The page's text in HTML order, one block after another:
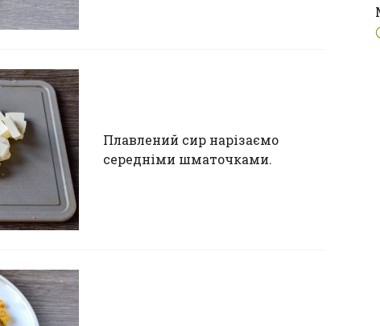
Плавлений сир нарізаємо
середніми шматочками.